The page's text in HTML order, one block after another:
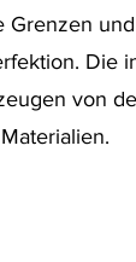
Grenzen
Die
von